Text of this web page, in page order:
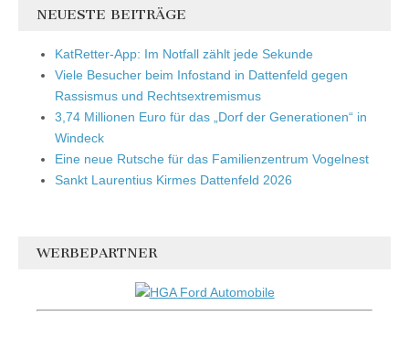
NEUESTE BEITRÄGE
KatRetter-App: Im Notfall zählt jede Sekunde
Viele Besucher beim Infostand in Dattenfeld gegen
Rassismus und Rechtsextremismus
3,74 Millionen Euro für das „Dorf der Generationen“ in
Windeck
Eine neue Rutsche für das Familienzentrum Vogelnest
Sankt Laurentius Kirmes Dattenfeld 2026
WERBEPARTNER